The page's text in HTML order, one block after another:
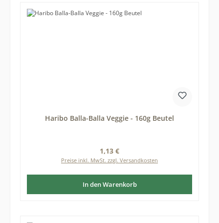
Haribo Balla-Balla Veggie - 160g Beutel
Regulärer Preis:
1,13 €
Preise inkl. MwSt. zzgl. Versandkosten
In den Warenkorb